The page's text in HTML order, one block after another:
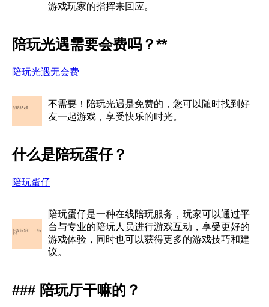
游戏玩家的指挥来回应。
陪玩光遇需要会费吗？**
陪玩光遇无会费
不需要！陪玩光遇是免费的，您可以随时找到好
友一起游戏，享受快乐的时光。
什么是陪玩蛋仔？
陪玩蛋仔
陪玩蛋仔是一种在线陪玩服务，玩家可以通过平
台与专业的陪玩人员进行游戏互动，享受更好的
游戏体验，同时也可以获得更多的游戏技巧和建
议。
### 陪玩厅干嘛的？